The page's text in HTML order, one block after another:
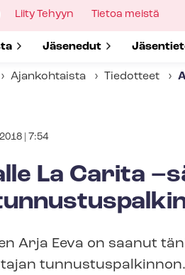
forShow submenu for
Jäsenedut Show
Show
Liity Tehyyn
Show
Tietoa meistä
Ajankohtaista Tiedotteet
| 7:54
La Carita
Arja Eeva on saanut